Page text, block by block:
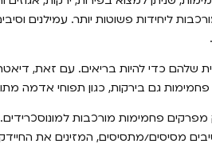
ליחידות פשוטות יותר. עמילנים
גם בירקות, כגון תפוחי אדמה
פחמימות מורכבות
מסיסים/מתסיסים, המזינים את